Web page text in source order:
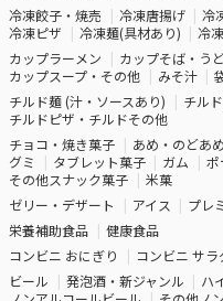
冷凍餃子・焼売 冷凍唐揚げ 冷
冷凍ピザ
冷凍麺(具材あり)
冷
カップラーメン カップそば・う
カップスープ・その他
みそ汁
チルド麺 (汁・ソースあり)
チル
チルドピザ・チルドその他
チョコ・焼き菓子 あめ・のどあめ
グミ
タブレット菓子 ガム
ポ
その他スナック菓子
米菓
ゼリー・デザート アイス
プレ
栄養補助食品
健康食品
コンビニ おにぎり
コンビニ サラ
ビール 発泡酒・新ジャンル ハ